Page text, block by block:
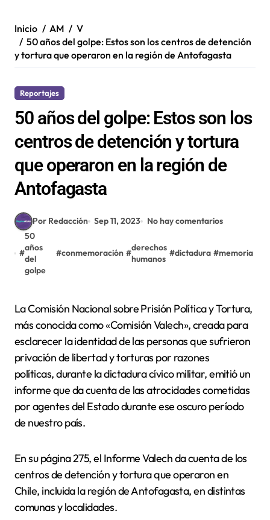
Inicio AM
V
50 años del golpe: Estos son los centros de detención
y tortura que operaron en la región de Antofagasta
Reportajes
50 años del golpe: Estos son los
centros de detención y tortura
que operaron en la región de
Antofagasta
Por Redacción Sep 11, 2023 No hay comentarios
#
50
años
del
golpe
#conmemoración #
derechos
humanos
#dictadura #memoria
La Comisión Nacional sobre Prisión Política y Tortura,
más conocida como «Comisión Valech», creada para
esclarecer la identidad de las personas que sufrieron
privación de libertad y torturas por razones
políticas, durante la dictadura cívico militar, emitió un
informe que da cuenta de las atrocidades cometidas
por agentes del Estado durante ese oscuro período
de nuestro país.
En su página 275, el Informe Valech da cuenta de los
centros de detención y tortura que operaron en
Chile, incluida la región de Antofagasta, en distintas
comunas y localidades.​